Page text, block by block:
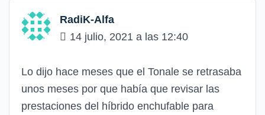
RadiK-Alfa
14 julio, 2021 a las 12:40
Lo dijo hace meses que el Tonale se retrasaba
unos meses por que había que revisar las
prestaciones del híbrido enchufable para